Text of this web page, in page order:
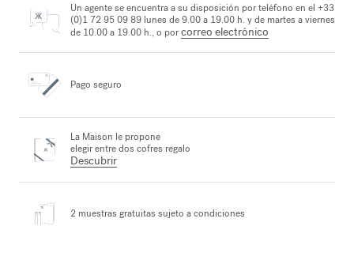
Un agente se encuentra a su disposición por teléfono en el +33
(0)1 72 95 09 89 lunes de 9.00 a 19.00 h. y de martes a viernes
de 10.00 a 19.00 h., o porcorreo electrónico
Pago seguro
La Maison le propone
elegir entre dos cofres regalo
Descubrir
2 muestras gratuitas sujeto a condiciones